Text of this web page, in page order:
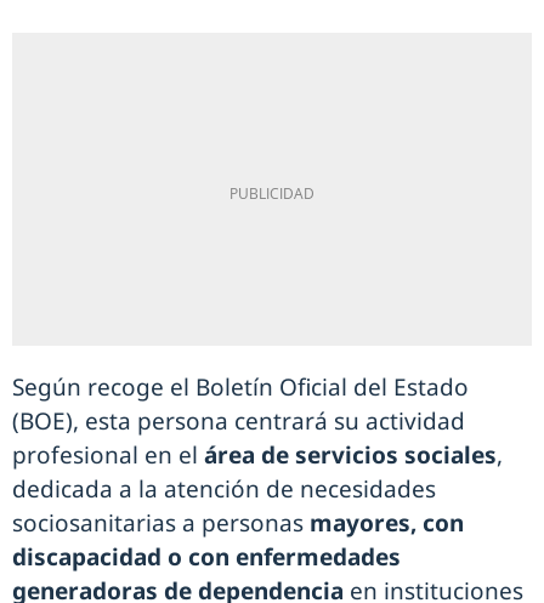
Según recoge el Boletín Oficial del Estado
(BOE), esta persona centrará su actividad
profesional en el área de servicios sociales,
dedicada a la atención de necesidades
sociosanitarias a personas mayores, con
discapacidad o con enfermedades
generadoras de dependencia en instituciones